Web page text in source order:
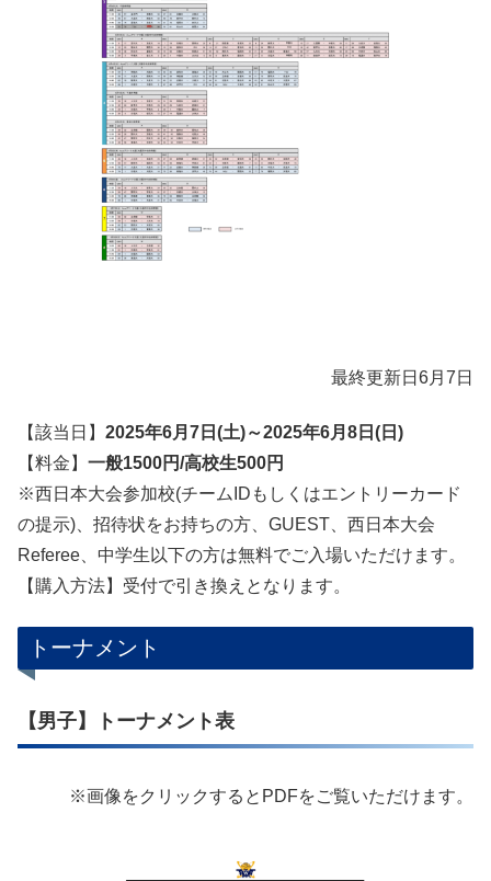
最終更新日6月7日
【該当日】 2025年6月7日(土)～2025年6月8日(日)
【料金】 一般1500円/高校生500円
※西日本大会参加校(チームIDもしくはエントリーカード
の提示)、招待状をお持ちの方、GUEST、西日本大会
Referee、中学生以下の方は無料でご入場いただけます。
【購入方法】受付で引き換えとなります。
トーナメント
【男子】トーナメント表
※画像をクリックするとPDFをご覧いただけます。